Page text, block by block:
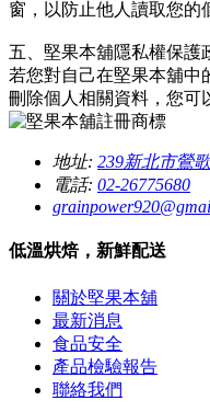
窗，以防止他人讀取您的
五、堅果本舖隱私權保護
若您對自己在堅果本舖中
刪除個人相關資料，您可
地址: 239新北市鶯
電話: 02-26775680
低溫烘焙，新鮮配送
關於堅果本舖
最新消息
食品安全
產品檢驗報告
聯絡我們